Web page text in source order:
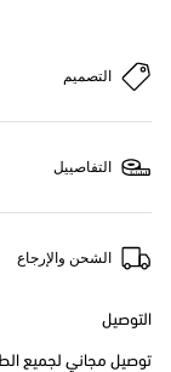
التصميم
التفاصييل
الشحن والإرجاع
التوصيل
توصيل مجاني لجميع